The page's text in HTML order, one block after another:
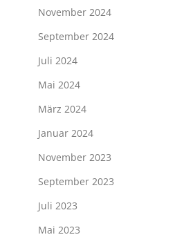
November 2024
September 2024
Juli 2024
Mai 2024
März 2024
Januar 2024
November 2023
September 2023
Juli 2023
Mai 2023